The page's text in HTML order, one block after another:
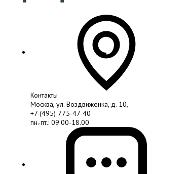
Контакты
Москва, ул. Воздвиженка, д. 10,
+7 (495) 775-47-40
пн.-пт.: 09.00-18.00